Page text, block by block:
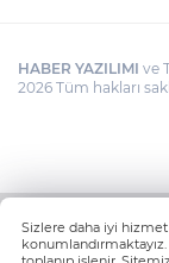
HABER YAZILIMI ve
2026 Tüm hakları
Sizlere daha iyi